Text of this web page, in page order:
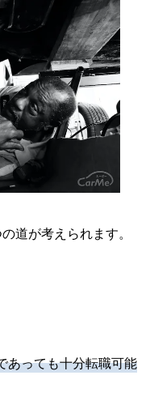
道が考えられます。
あっても十分転職可能